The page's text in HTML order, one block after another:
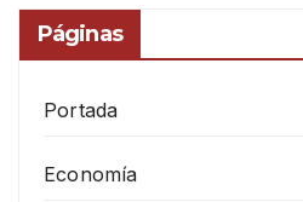
Páginas
Portada
Economía